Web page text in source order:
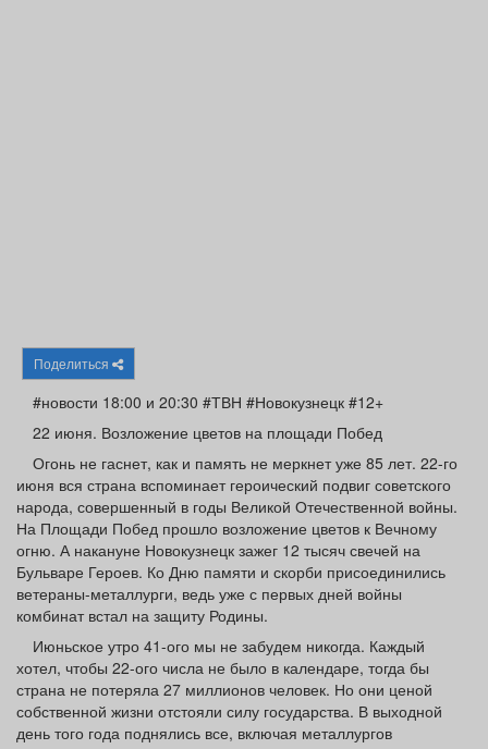
Поделиться
#новости 18:00 и 20:30 #ТВН #Новокузнецк #12+
22 июня. Возложение цветов на площади Побед
Огонь не гаснет, как и память не меркнет уже 85 лет. 22-го
июня вся страна вспоминает героический подвиг советского
народа, совершенный в годы Великой Отечественной войны.
На Площади Побед прошло возложение цветов к Вечному
огню. А накануне Новокузнецк зажег 12 тысяч свечей на
Бульваре Героев. Ко Дню памяти и скорби присоединились
ветераны-металлурги, ведь уже с первых дней войны
комбинат встал на защиту Родины.
Июньское утро 41-ого мы не забудем никогда. Каждый
хотел, чтобы 22-ого числа не было в календаре, тогда бы
страна не потеряла 27 миллионов человек. Но они ценой
собственной жизни отстояли силу государства. В выходной
день того года поднялись все, включая металлургов